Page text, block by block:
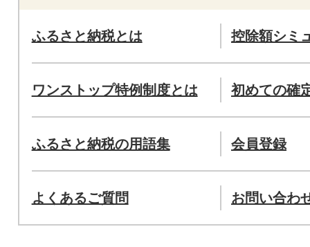
ふるさと納税とは 控除額シミ
ワンストップ特例制度とは 初めての確
ふるさと納税の用語集 会員登録
よくあるご質問 お問い合わ